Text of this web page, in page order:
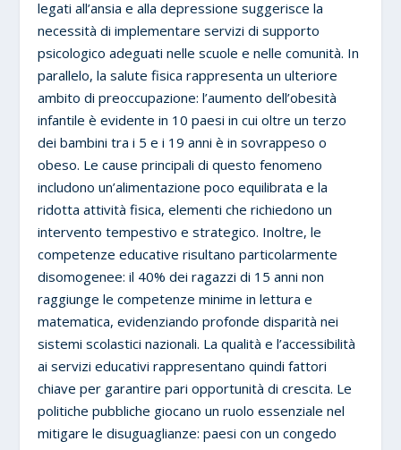
legati all’ansia e alla depressione suggerisce la
necessità di implementare servizi di supporto
psicologico adeguati nelle scuole e nelle comunità. In
parallelo, la salute fisica rappresenta un ulteriore
ambito di preoccupazione: l’aumento dell’obesità
infantile è evidente in 10 paesi in cui oltre un terzo
dei bambini tra i 5 e i 19 anni è in sovrappeso o
obeso. Le cause principali di questo fenomeno
includono un’alimentazione poco equilibrata e la
ridotta attività fisica, elementi che richiedono un
intervento tempestivo e strategico. Inoltre, le
competenze educative risultano particolarmente
disomogenee: il 40% dei ragazzi di 15 anni non
raggiunge le competenze minime in lettura e
matematica, evidenziando profonde disparità nei
sistemi scolastici nazionali. La qualità e l’accessibilità
ai servizi educativi rappresentano quindi fattori
chiave per garantire pari opportunità di crescita. Le
politiche pubbliche giocano un ruolo essenziale nel
mitigare le disuguaglianze: paesi con un congedo